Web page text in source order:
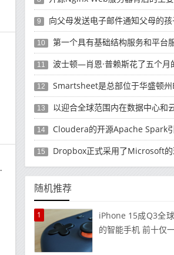
9 向父母发送电子邮件通知父母的孩子未经授权而购买了有关如何退
10 第一个具有基础结构服务和平台服务的公共
11 波士顿—肖恩·普赖斯花了五个月的时间领导软件巨头SAP的云
12 Smartsheet是总部位于华盛顿州Bellevue的商业软
13 以迎合全球范围内在数据中心和云中使用它们的数千
14 Cloudera的开源Apache Spark引擎发行版上运行的Cloud
15 Dropbox正式​​采用了Microsoft的现代应用程序的移动
随机推荐
1
iPhone 15成Q3全
的智能手机 前十仅